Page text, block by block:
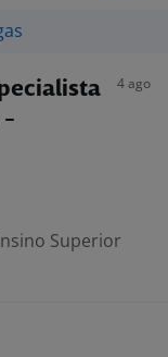
-
4 ago
Superior